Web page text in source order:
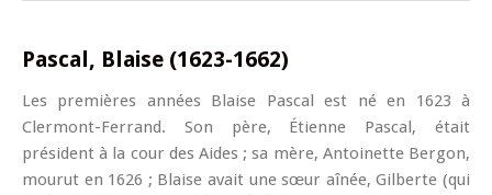
Pascal, Blaise (1623-1662)
Les premières années Blaise Pascal est né en 1623 à
Clermont-Ferrand. Son père, Étienne Pascal, était
président à la cour des Aides ; sa mère, Antoinette Bergon,
mourut en 1626 ; Blaise avait une sœur aînée, Gilberte (qui